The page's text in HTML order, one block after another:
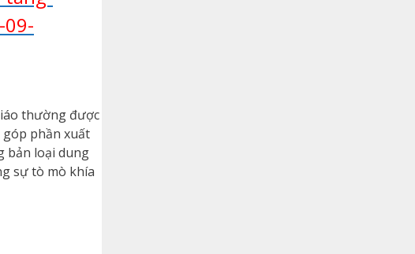
thường được
góp phần xuất
bản loại dung
sự tò mò khía